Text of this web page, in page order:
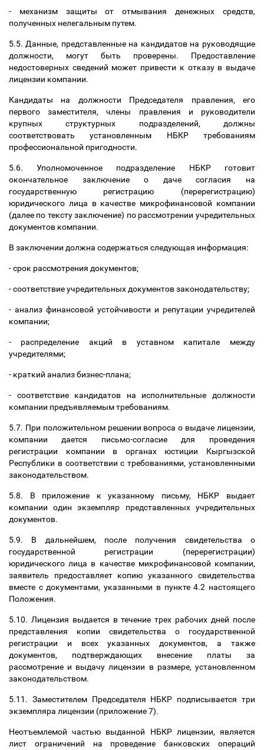
- механизм защиты от отмывания денежных средств,
полученных нелегальным путем.
5.5. Данные, представленные на кандидатов на руководящие
должности, могут быть проверены. Предоставление
недостоверных сведений может привести к отказу в выдаче
лицензии компании.
Кандидаты на должности Председателя правления, его
первого заместителя, члены правления и руководители
крупных структурных подразделений, должны
соответствовать установленным НБКР требованиям
профессиональной пригодности.
5.6. Уполномоченное подразделение НБКР готовит
окончательное заключение о даче согласия на
государственную регистрацию (перерегистрацию)
юридического лица в качестве микрофинансовой компании
(далее по тексту заключение) по рассмотрении учредительных
документов компании.
В заключении должна содержаться следующая информация:
- срок рассмотрения документов;
- соответствие учредительных документов законодательству;
- анализ финансовой устойчивости и репутации учредителей
компании;
- распределение акций в уставном капитале между
учредителями;
- краткий анализ бизнес-плана;
- соответствие кандидатов на исполнительные должности
компании предъявляемым требованиям.
5.7. При положительном решении вопроса о выдаче лицензии,
компании дается письмо-согласие для проведения
регистрации компании в органах юстиции Кыргызской
Республики в соответствии с требованиями, установленными
законодательством.
5.8. В приложение к указанному письму, НБКР выдает
компании один экземпляр представленных учредительных
документов.
5.9. В дальнейшем, после получения свидетельства о
государственной регистрации (перерегистрации)
юридического лица в качестве микрофинансовой компании,
заявитель предоставляет копию указанного свидетельства
вместе с документами, указанными в пункте 4.2 настоящего
Положения.
5.10. Лицензия выдается в течение трех рабочих дней после
представления копии свидетельства о государственной
регистрации и всех указанных документов, а также
документов, подтверждающих внесение платы за
рассмотрение и выдачу лицензии в размере, установленном
законодательством.
5.11. Заместителем Председателя НБКР подписывается три
экземпляра лицензии (приложение 7).
Неотъемлемой частью выданной НБКР лицензии, является
лист ограничений на проведение банковских операций